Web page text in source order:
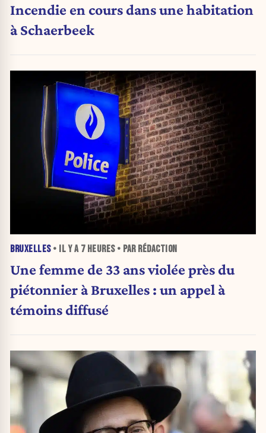
Incendie en cours dans une habitation
à Schaerbeek
BRUXELLES• IL Y A 7 HEURES• PAR RÉDACTION
Une femme de 33 ans violée près du
piétonnier à Bruxelles : un appel à
témoins diffusé